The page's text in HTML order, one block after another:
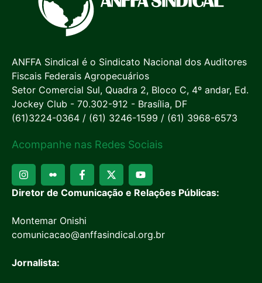
ANFFA Sindical é o Sindicato Nacional dos Auditores
Fiscais Federais Agropecuários
Setor Comercial Sul, Quadra 2, Bloco C, 4º andar, Ed.
Jockey Club - 70.302-912 - Brasília, DF
(61)3224-0364 / (61) 3246-1599 / (61) 3968-6573
Acompanhe nas Redes Sociais
Diretor de Comunicação e Relações Públicas:
Montemar Onishi
comunicacao@anffasindical.org.br
Jornalista: